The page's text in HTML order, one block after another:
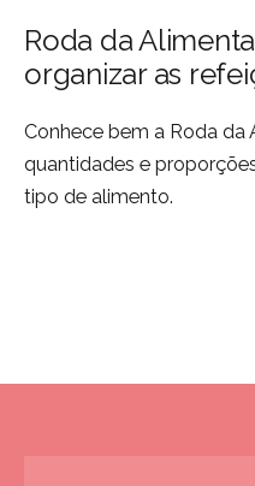
Roda da
organizar as
Conhece bem a Roda da
quantidades e
tipo de alimento.